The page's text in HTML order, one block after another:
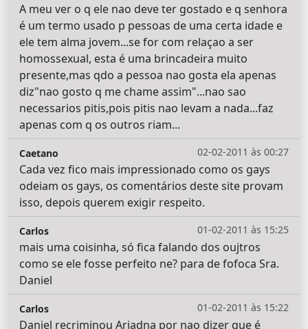
A meu ver o q ele nao deve ter gostado e q senhora
é um termo usado p pessoas de uma certa idade e
ele tem alma jovem...se for com relaçao a ser
homossexual, esta é uma brincadeira muito
presente,mas qdo a pessoa nao gosta ela apenas
diz"nao gosto q me chame assim"...nao sao
necessarios pitis,pois pitis nao levam a nada...faz
apenas com q os outros riam...
02-02-2011 às 00:27
Caetano
Cada vez fico mais impressionado como os gays
odeiam os gays, os comentários deste site provam
isso, depois querem exigir respeito.
01-02-2011 às 15:25
Carlos
mais uma coisinha, só fica falando dos oujtros
como se ele fosse perfeito ne? para de fofoca Sra.
Daniel
01-02-2011 às 15:22
Carlos
Daniel recriminou Ariadna por nao dizer que é